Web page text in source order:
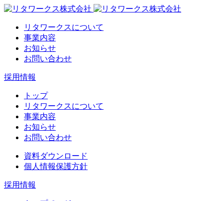
リタワークスについて
事業内容
お知らせ
お問い合わせ
採用情報
トップ
リタワークスについて
事業内容
お知らせ
お問い合わせ
資料ダウンロード
個人情報保護方針
採用情報